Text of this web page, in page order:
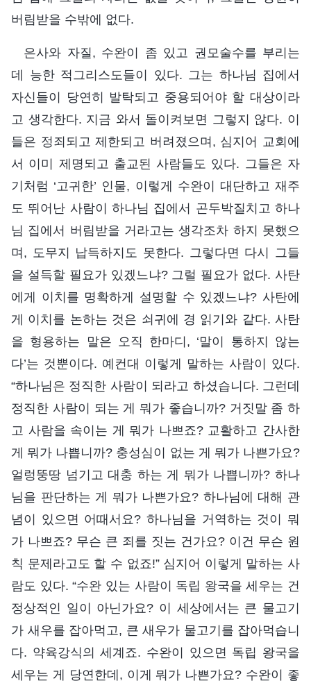
버림받을 수밖에 없다.
은사와 자질, 수완이 좀 있고 권모술수를 부리는
데 능한 적그리스도들이 있다. 그는 하나님 집에서
자신들이 당연히 발탁되고 중용되어야 할 대상이라
고 생각한다. 지금 와서 돌이켜보면 그렇지 않다. 이
들은 정죄되고 제한되고 버려졌으며, 심지어 교회에
서 이미 제명되고 출교된 사람들도 있다. 그들은 자
기처럼 ‘고귀한’ 인물, 이렇게 수완이 대단하고 재주
도 뛰어난 사람이 하나님 집에서 곤두박질치고 하나
님 집에서 버림받을 거라고는 생각조차 하지 못했으
며, 도무지 납득하지도 못한다. 그렇다면 다시 그들
을 설득할 필요가 있겠느냐? 그럴 필요가 없다. 사탄
에게 이치를 명확하게 설명할 수 있겠느냐? 사탄에
게 이치를 논하는 것은 쇠귀에 경 읽기와 같다. 사탄
을 형용하는 말은 오직 한마디, ‘말이 통하지 않는
다’는 것뿐이다. 예컨대 이렇게 말하는 사람이 있다.
“하나님은 정직한 사람이 되라고 하셨습니다. 그런데
정직한 사람이 되는 게 뭐가 좋습니까? 거짓말 좀 하
고 사람을 속이는 게 뭐가 나쁘죠? 교활하고 간사한
게 뭐가 나쁩니까? 충성심이 없는 게 뭐가 나쁜가요?
얼렁뚱땅 넘기고 대충 하는 게 뭐가 나쁩니까? 하나
님을 판단하는 게 뭐가 나쁜가요? 하나님에 대해 관
념이 있으면 어때서요? 하나님을 거역하는 것이 뭐
가 나쁘죠? 무슨 큰 죄를 짓는 건가요? 이건 무슨 원
칙 문제라고도 할 수 없죠!” 심지어 이렇게 말하는 사
람도 있다. “수완 있는 사람이 독립 왕국을 세우는 건
정상적인 일이 아닌가요? 이 세상에서는 큰 물고기
가 새우를 잡아먹고, 큰 새우가 물고기를 잡아먹습니
다. 약육강식의 세계죠. 수완이 있으면 독립 왕국을
세우는 게 당연한데, 이게 뭐가 나쁜가요? 수완이 좋